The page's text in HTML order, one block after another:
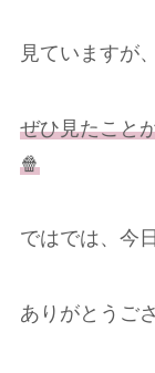
見ていますが
ぜひ見たこと
🍿
ではでは、今
ありがとうご